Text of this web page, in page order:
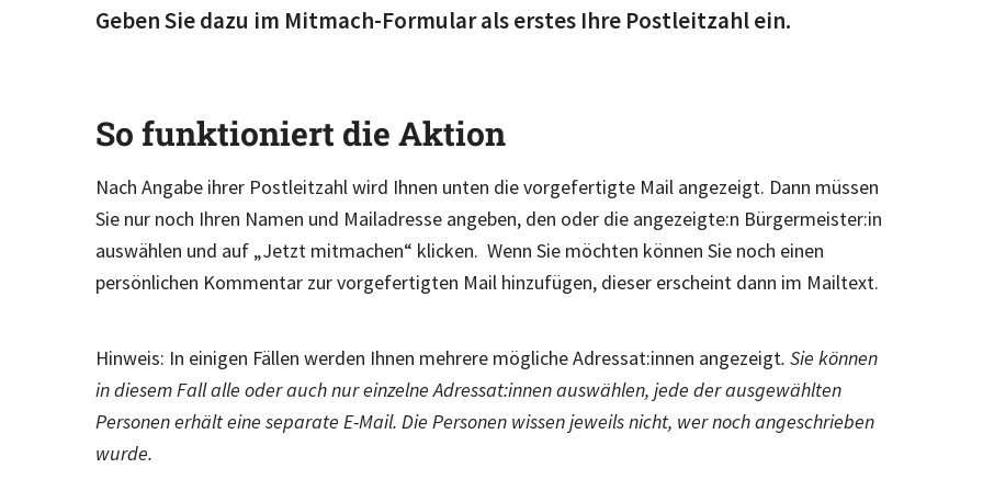
Geben Sie dazu im Mitmach-Formular als erstes Ihre Postleitzahl ein.
So funktioniert die Aktion
Nach Angabe ihrer Postleitzahl wird Ihnen unten die vorgefertigte Mail angezeigt. Dann müssen
Sie nur noch Ihren Namen und Mailadresse angeben, den oder die angezeigte:n Bürgermeister:in
auswählen und auf „Jetzt mitmachen“ klicken. Wenn Sie möchten können Sie noch einen
persönlichen Kommentar zur vorgefertigten Mail hinzufügen, dieser erscheint dann im Mailtext.
Hinweis: In einigen Fällen werden Ihnen mehrere mögliche Adressat:innen angezeigt. Sie können
in diesem Fall alle oder auch nur einzelne Adressat:innen auswählen, jede der ausgewählten
Personen erhält eine separate E-Mail. Die Personen wissen jeweils nicht, wer noch angeschrieben
wurde.